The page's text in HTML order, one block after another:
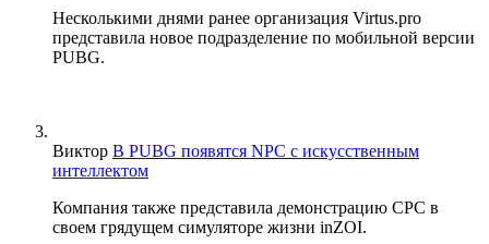
Несколькими днями ранее организация Virtus.pro
представила новое подразделение по мобильной версии
PUBG.
Виктор В PUBG появятся NPC с искусственным
интеллектом
Компания также представила демонстрацию CPC в
своем грядущем симуляторе жизни inZOI.